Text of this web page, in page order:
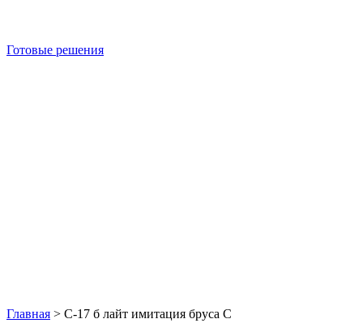
Готовые решения
Главная > С-17 б лайт имитация бруса С